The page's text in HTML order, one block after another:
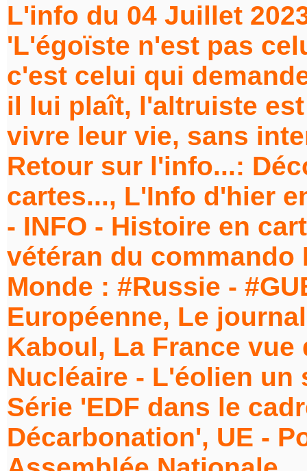
L'info du 04 Juillet
'L'égoïste n'est pas
c'est celui qui
il lui plaît, l'altruiste
vivre leur vie, sans
Retour sur l'info...:
cartes..., L'Info d'hier
- INFO - Histoire en
vétéran du
Monde : #Russie -
Européenne, Le
Kaboul, La France vue
Nucléaire - L'éolien
Série 'EDF dans le
Décarbonation', UE -